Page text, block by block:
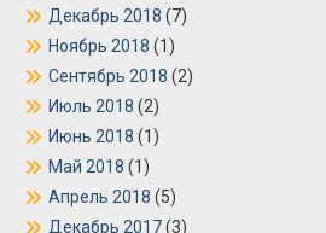
Декабрь 2018 (7)
Ноябрь 2018 (1)
Сентябрь 2018 (2)
Июль 2018 (2)
Июнь 2018 (1)
Май 2018 (1)
Апрель 2018 (5)
Декабрь 2017(3)